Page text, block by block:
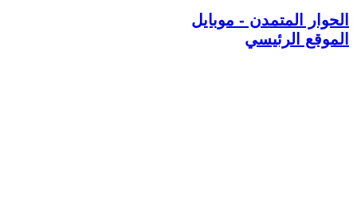
الحوار المتمدن - موبايل
الموقع الرئيسي